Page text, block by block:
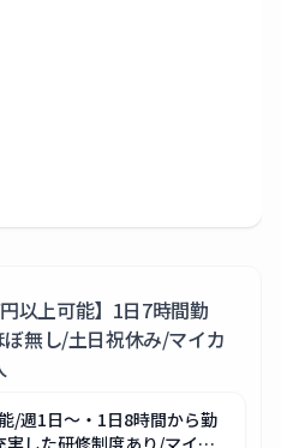
以上可能】1日7時間勤
無し/土日祝休み/マイカ
/週1日～・1日8時間から勤
した研修制度あり/マイカ